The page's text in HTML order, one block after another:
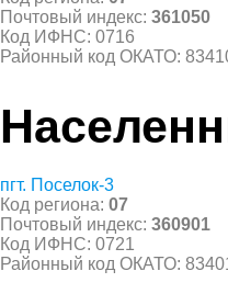
Почтовый индекс: 361050
Код ИФНС: 0716
Районный код ОКАТО:
пгт. Поселок-3
Код региона: 07
Почтовый индекс: 360901
Код ИФНС: 0721
Районный код ОКАТО: